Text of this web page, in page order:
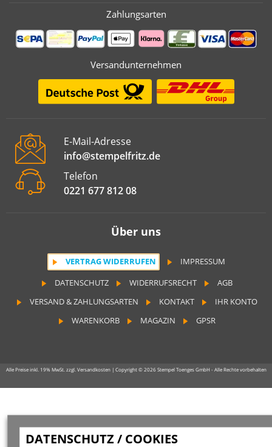
DATENSCHUTZ / COOKIES
Zahlungsarten
Versandunternehmen
E-Mail-Adresse
info@stempelfritz.de
Telefon
0221 677 812 08
Über uns
VERTRAG WIDERRUFEN
IMPRESSUM
DATENSCHUTZ
WIDERRUFSRECHT
AGB
VERSAND & ZAHLUNGSARTEN
KONTAKT
IHR KONTO
WARENKORB
MAGAZIN GPSR
Alle Preise inkl. 19% MwSt. zzgl. Versandkosten | Copyright © 2026 Stempel Toenges GmbH - Alle Rechte vorbehalten